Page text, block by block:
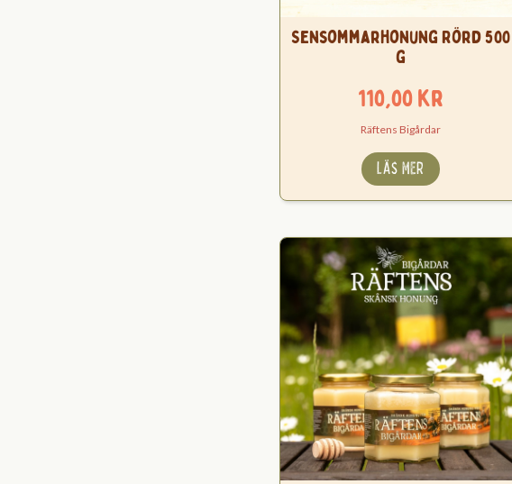
Sensommarhonung Rörd 500
g
110,00kr
Räftens Bigårdar
LÄS MER